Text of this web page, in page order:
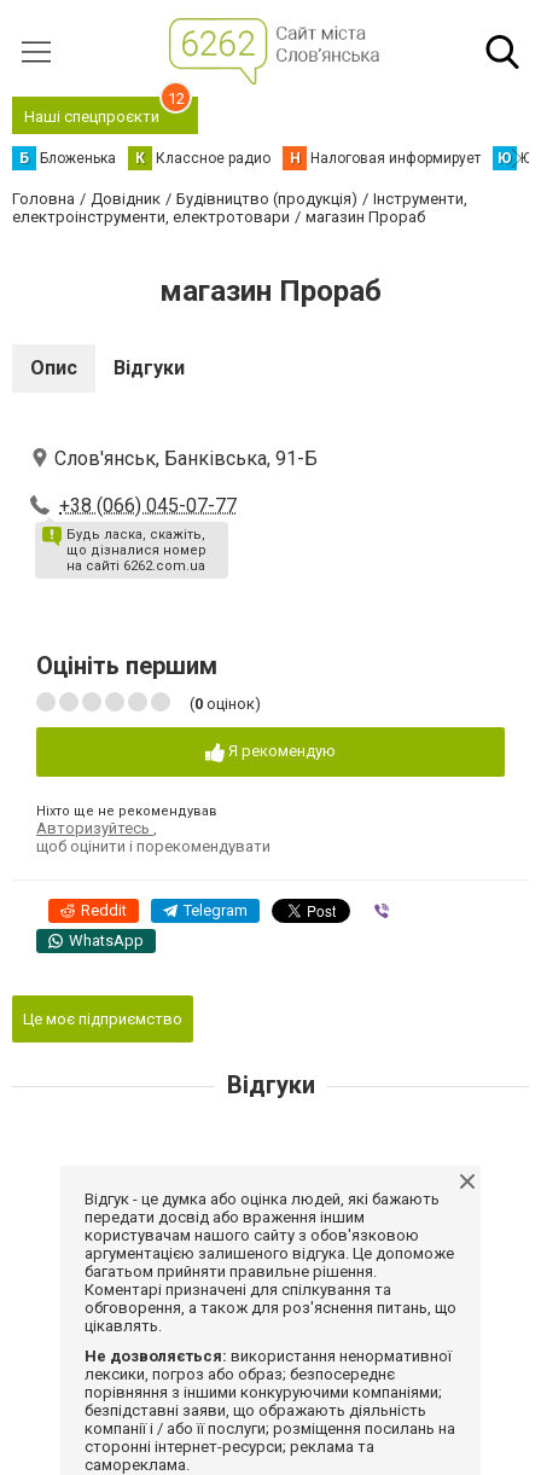
Наші спецпроєкти
12
Б Бложенька К Классное радио Н Налоговая информирует Ю
Головна Довідник Будівництво (продукція)
Інструменти,
електроінструменти, електротовари
магазин Прораб
магазин Прораб
Опис Відгуки
Слов'янськ, Банківська, 91-Б
+38 (066) 045-07-77
Будь ласка, скажіть,
що дізналися номер
на сайті 6262.com.ua
Оцініть першим
(0 оцінок)
Я рекомендую
Ніхто ще не рекомендував
Авторизуйтесь
щоб оцінити і порекомендувати
Reddit Telegram
WhatsApp
Це моє підприємство
Відгуки
Відгук - це думка або оцінка людей, які бажають
передати досвід або враження іншим
користувачам нашого сайту з обов'язковою
аргументацією залишеного відгука. Це допоможе
багатьом прийняти правильне рішення.
Коментарі призначені для спілкування та
обговорення, а також для роз'яснення питань, що
цікавлять.
Не дозволяється: використання ненормативної
лексики, погроз або образ; безпосереднє
порівняння з іншими конкуруючими компаніями;
безпідставні заяви, що ображають діяльність
компанії і / або її послуги; розміщення посилань на
сторонні інтернет-ресурси; реклама та
самореклама.